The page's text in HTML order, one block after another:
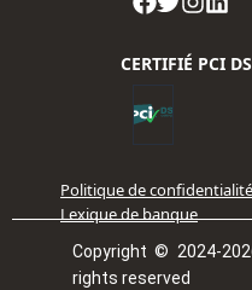
CERTIFIÉ PCI
Copyright © 2024-
rights reserved
Politique de confidentialité
Lexique de banque